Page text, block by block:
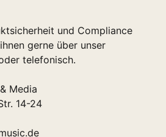
und Compliance
gerne über unser
telefonisch.
Media
14-24